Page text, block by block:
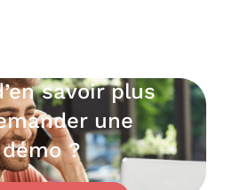
savoir plus
une
démo ?